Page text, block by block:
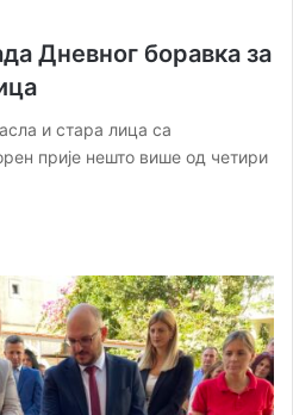
Дневног боравка за
и стара лица са
прије нешто више од четири